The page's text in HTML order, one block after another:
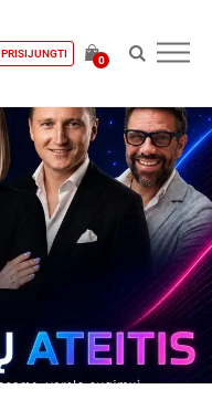
PRISIJUNGTI
0